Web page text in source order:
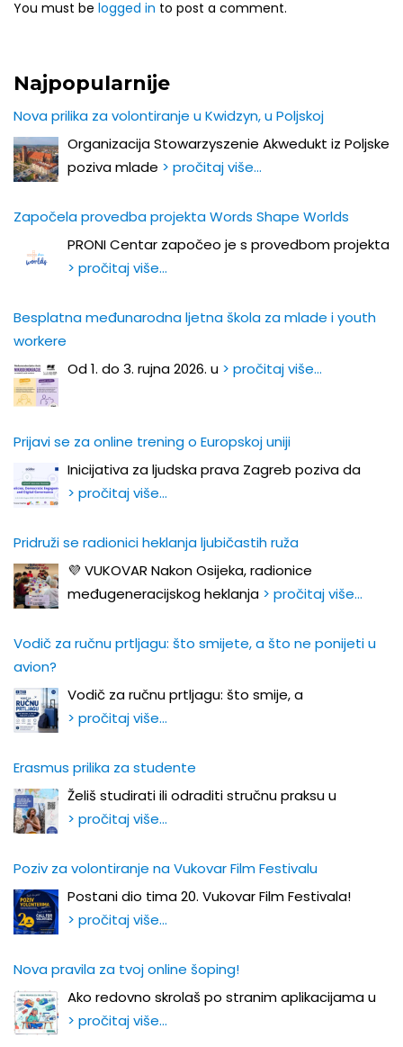
You must be logged in to post a comment.
Najpopularnije
Nova prilika za volontiranje u Kwidzyn, u Poljskoj
Organizacija Stowarzyszenie Akwedukt iz Poljske
poziva mlade > pročitaj više…
Započela provedba projekta Words Shape Worlds
PRONI Centar započeo je s provedbom projekta
> pročitaj više…
Besplatna međunarodna ljetna škola za mlade i youth
workere
Od 1. do 3. rujna 2026. u > pročitaj više…
Prijavi se za online trening o Europskoj uniji
Inicijativa za ljudska prava Zagreb poziva da
> pročitaj više…
Pridruži se radionici heklanja ljubičastih ruža
💜 VUKOVAR Nakon Osijeka, radionice
međugeneracijskog heklanja > pročitaj više…
Vodič za ručnu prtljagu: što smijete, a što ne ponijeti u
avion?
Vodič za ručnu prtljagu: što smije, a
> pročitaj više…
Erasmus prilika za studente
Želiš studirati ili odraditi stručnu praksu u
> pročitaj više…
Poziv za volontiranje na Vukovar Film Festivalu
Postani dio tima 20. Vukovar Film Festivala!
> pročitaj više…
Nova pravila za tvoj online šoping!
Ako redovno skrolaš po stranim aplikacijama u
> pročitaj više…